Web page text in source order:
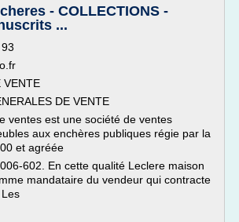
- COLLECTIONS -
...
VENTE
DE VENTE
ventes est une société de ventes
aux enchères publiques régie par la
et agréée
602. En cette qualité Leclere maison
mandataire du vendeur qui contracte